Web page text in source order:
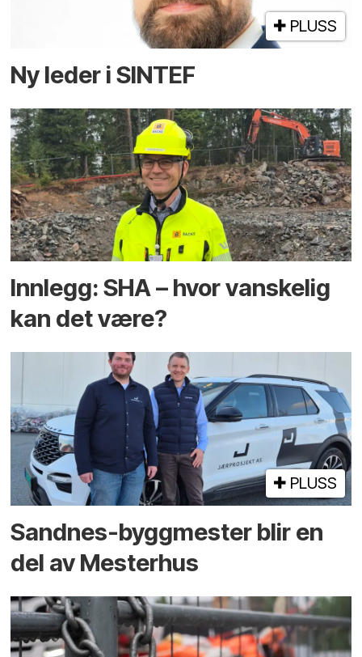
PLUSS
Ny leder i SINTEF
Innlegg: SHA – hvor vanskelig
kan det være?
PLUSS
Sandnes-byggmester blir en
del av Mesterhus